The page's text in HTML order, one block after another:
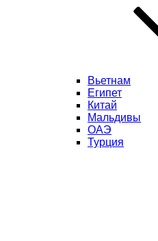
Вьетнам
Египет
Китай
Мальдивы
ОАЭ
Турция